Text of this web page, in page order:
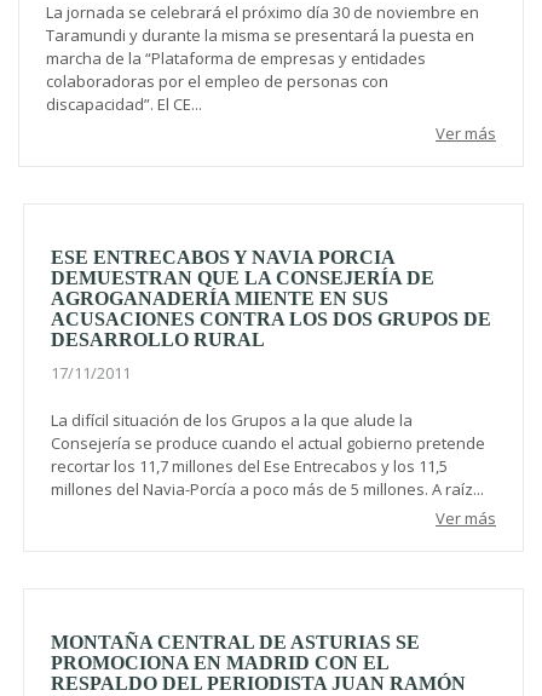
La jornada se celebrará el próximo día 30 de noviembre en
Taramundi y durante la misma se presentará la puesta en
marcha de la “Plataforma de empresas y entidades
colaboradoras por el empleo de personas con
discapacidad”. El CE...
Ver más
ESE ENTRECABOS Y NAVIA PORCIA
DEMUESTRAN QUE LA CONSEJERÍA DE
AGROGANADERÍA MIENTE EN SUS
ACUSACIONES CONTRA LOS DOS GRUPOS DE
DESARROLLO RURAL
17/11/2011
La difícil situación de los Grupos a la que alude la
Consejería se produce cuando el actual gobierno pretende
recortar los 11,7 millones del Ese Entrecabos y los 11,5
millones del Navia-Porcía a poco más de 5 millones. A raíz...
Ver más
MONTAÑA CENTRAL DE ASTURIAS SE
PROMOCIONA EN MADRID CON EL
RESPALDO DEL PERIODISTA JUAN RAMÓN